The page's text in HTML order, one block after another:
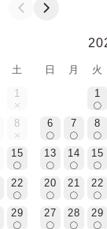
土
1
8
15
22
29
日 月 火
1
6 7 8
13 14 15
20 21 22
27 28 29